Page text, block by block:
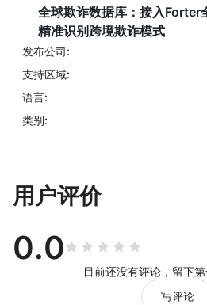
全球欺诈数据库 ：接入Forter
精准识别跨境欺诈模式
发布公司:
支持区域:
语言:
类别:
用户评价
0.0
目前还没有评论，留下第
写评论